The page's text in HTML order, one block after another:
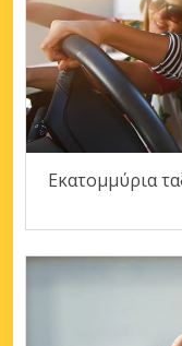
Εκατομμύρια